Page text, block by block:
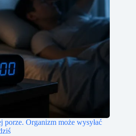
porze. Organizm może wysyłać